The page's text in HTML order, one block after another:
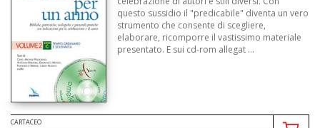
questo sussidio il "predicabile" diventa un vero
strumento che consente di scegliere,
elaborare, ricomporre il vastissimo materiale
presentato. E sui cd-rom allegat ...
CARTACEO